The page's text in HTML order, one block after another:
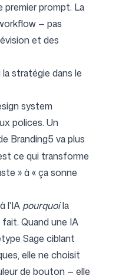
premier prompt. La
— pas
et des
stratégie dans le
system
polices. Un
Branding5 va plus
ce qui transforme
» à « ça sonne
l'IA pourquoila
Quand une IA
Sage ciblant
elle ne choisit
de bouton — elle